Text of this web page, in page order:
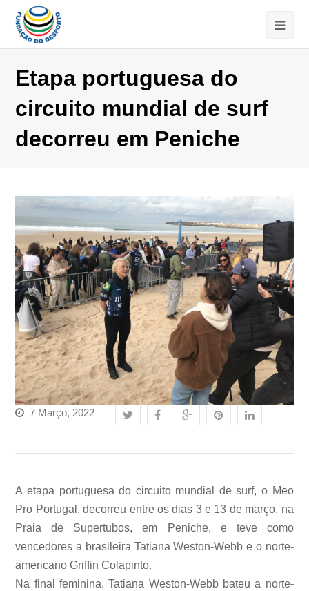
Etapa portuguesa do
circuito mundial de surf
decorreu em Peniche
7 Março, 2022
A etapa portuguesa do circuito mundial de surf, o Meo
Pro Portugal, decorreu entre os dias 3 e 13 de março, na
Praia de Supertubos, em Peniche, e teve como
vencedores a brasileira Tatiana Weston-Webb e o norte-
americano Griffin Colapinto.
Na final feminina, Tatiana Weston-Webb bateu a norte-